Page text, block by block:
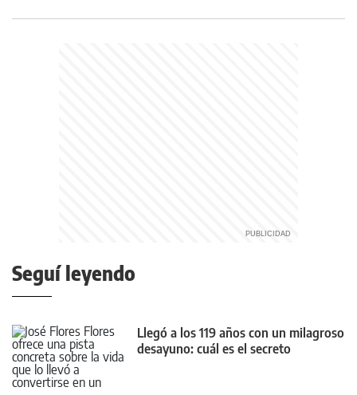
Seguí leyendo
Llegó a los 119 años con un milagroso
desayuno: cuál es el secreto